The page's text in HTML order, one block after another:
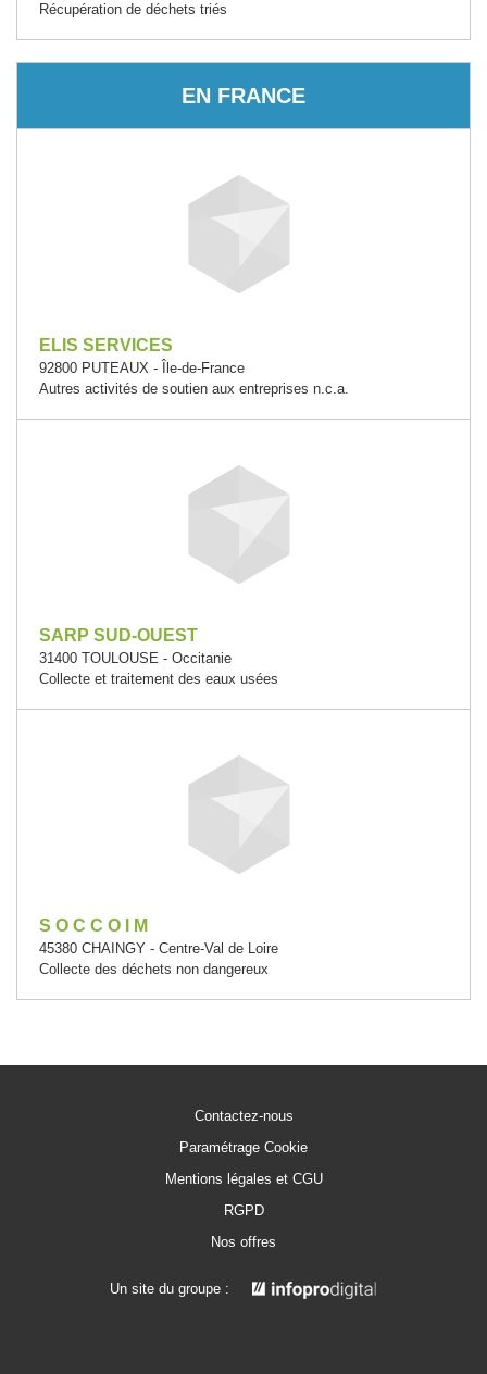
Récupération de déchets triés
EN FRANCE
ELIS SERVICES
92800 PUTEAUX - Île-de-France
Autres activités de soutien aux entreprises n.c.a.
SARP SUD-OUEST
31400 TOULOUSE - Occitanie
Collecte et traitement des eaux usées
S O C C O I M
45380 CHAINGY - Centre-Val de Loire
Collecte des déchets non dangereux
Contactez-nous
Paramétrage Cookie
Mentions légales et CGU
RGPD
Nos offres
Un site du groupe :